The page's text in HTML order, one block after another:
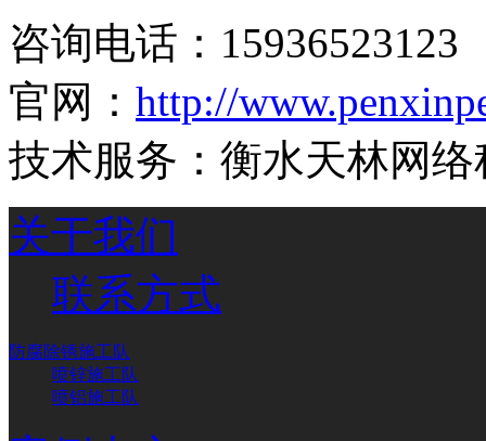
咨询电话： 15936523123
官网： http://
技术服务：衡水天林网络
关于我们
联系方式
防腐除锈施工队
喷锌施工队
喷铝施工队